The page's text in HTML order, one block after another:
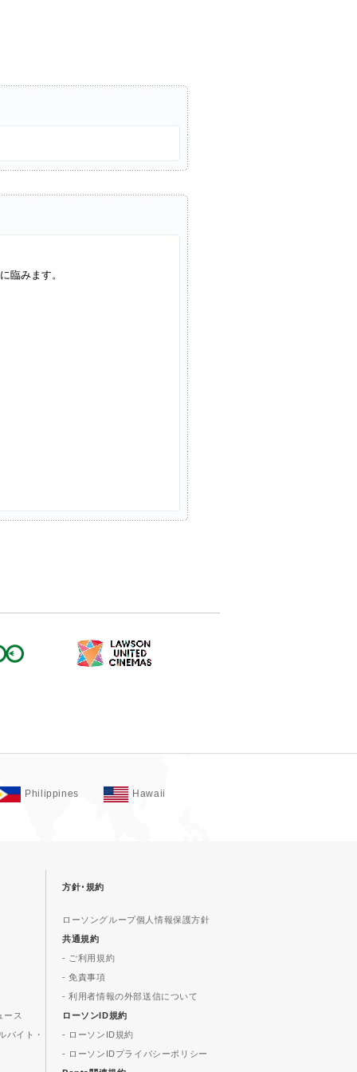
臨みます。
Philippines Hawaii
ース
バイト・
方針･規約
ローソングループ個人情報保護方針
共通規約
- ご利用規約
- 免責事項
- 利用者情報の外部送信について
ローソンID規約
- ローソンID規約
- ローソンIDプライバシーポリシー